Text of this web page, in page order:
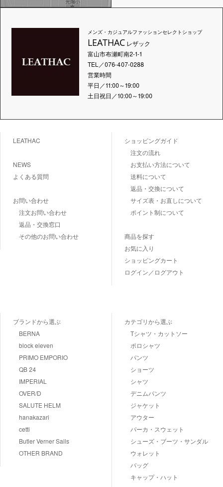
メンズ・カジュアルファッションセレクトショップ
LEATHACレザック
富山市布瀬町南2-1-1
TEL／076-407-0288
営業時間
平日／11:00～19:00
土日祝日／10:00～19:00
LEATHAC
NEWS
よくある質問
お問い合わせ
注文お問い合わせ
返品・交換窓口
その他のお問い合わせ
ショッピングガイド
注文の流れ
お支払い方法について
送料について
返品・交換について
サイズ表・お直しについて
ポイント制について
商品を探す
お気に入り
ショッピングカート
ログイン／ログアウト
ブランドから選ぶ
BERNA
block eleven
PRIMO EMPORIO
QB 24
IMPERIAL
OVER/D
SALUTE HELM
hanakazari
cetti
Butler Verner Sails
OTHER BRAND
カテゴリから選ぶ
Tシャツ・カットソー
ポロシャツ
パンツ
ショーツ
シャツ
デニムパンツ
ジャケット
アウター
パーカ・スウェット
シューズ・ブーツ・サンダル
ウォレット
バッグ
キャップ・ハット